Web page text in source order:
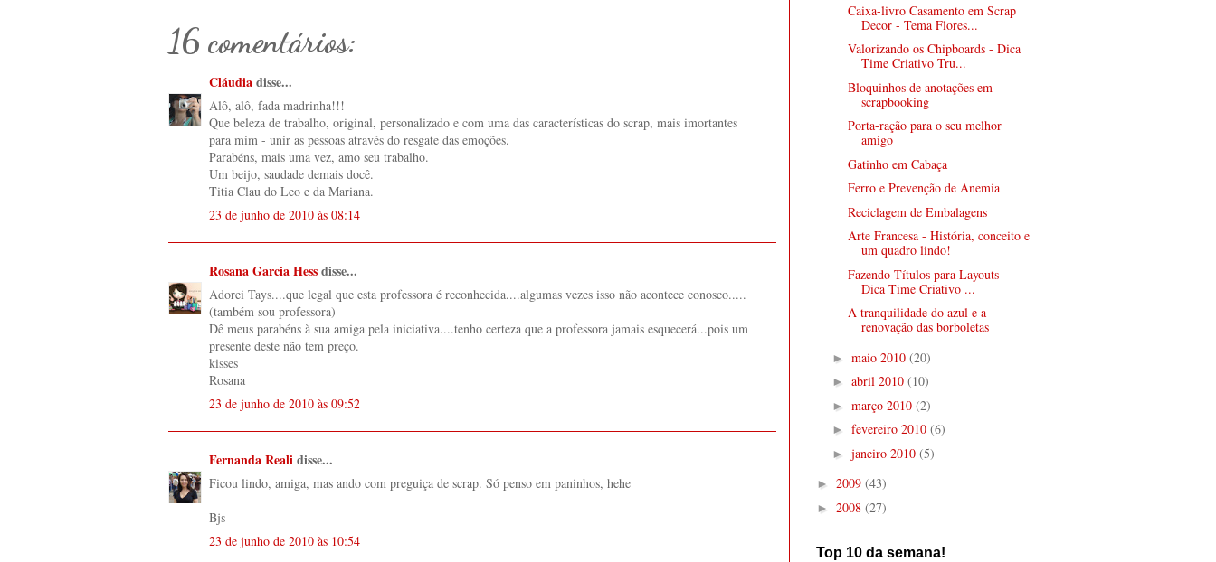
16 comentários:
Cláudiadisse...
Alô, alô, fada madrinha!!!
Que beleza de trabalho, original, personalizado e com uma das características do scrap, mais imortantes
para mim - unir as pessoas através do resgate das emoções.
Parabéns, mais uma vez, amo seu trabalho.
Um beijo, saudade demais docê.
Titia Clau do Leo e da Mariana.
23 de junho de 2010 às 08:14
Rosana Garcia Hessdisse...
Adorei Tays....que legal que esta professora é reconhecida....algumas vezes isso não acontece conosco.....
(também sou professora)
Dê meus parabéns à sua amiga pela iniciativa....tenho certeza que a professora jamais esquecerá...pois um
presente deste não tem preço.
kisses
Rosana
23 de junho de 2010 às 09:52
Fernanda Realidisse...
Ficou lindo, amiga, mas ando com preguiça de scrap. Só penso em paninhos, hehe
Bjs
23 de junho de 2010 às 10:54
Caixa-livro Casamento em Scrap
Decor - Tema Flores...
Valorizando os Chipboards - Dica
Time Criativo Tru...
Bloquinhos de anotações em
scrapbooking
Porta-ração para o seu melhor
amigo
Gatinho em Cabaça
Ferro e Prevenção de Anemia
Reciclagem de Embalagens
Arte Francesa - História, conceito e
um quadro lindo!
Fazendo Títulos para Layouts -
Dica Time Criativo ...
A tranquilidade do azul e a
renovação das borboletas
► maio 2010 (20)
► abril 2010 (10)
► março 2010 (2)
► fevereiro 2010 (6)
► janeiro 2010 (5)
► 2009 (43)
► 2008 (27)
Top 10 da semana!